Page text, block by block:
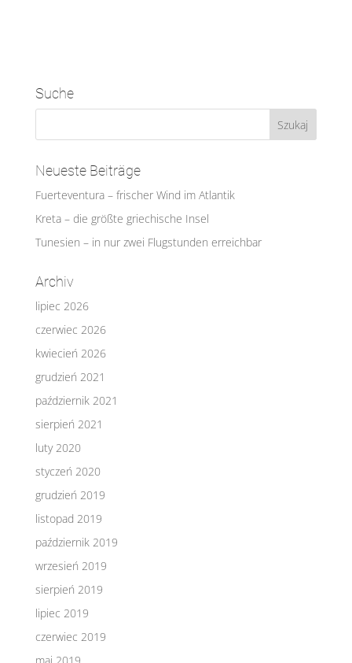
Suche
Neueste Beiträge
Fuerteventura – frischer Wind im Atlantik
Kreta – die größte griechische Insel
Tunesien – in nur zwei Flugstunden erreichbar
Archiv
lipiec 2026
czerwiec 2026
kwiecień 2026
grudzień 2021
październik 2021
sierpień 2021
luty 2020
styczeń 2020
grudzień 2019
listopad 2019
październik 2019
wrzesień 2019
sierpień 2019
lipiec 2019
czerwiec 2019